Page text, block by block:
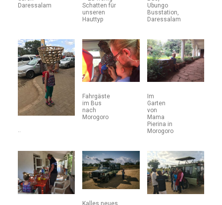
Daressalam
Schatten für
unseren
Hauttyp
Ubungo
Busstation,
Daressalam
Fahrgäste
im Bus
nach
Morogoro
Im
Garten
von
Mama
Pierina in
Morogoro